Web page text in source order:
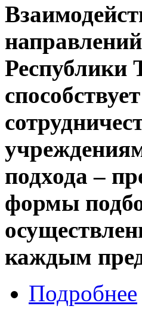
Республики
подхода –
формы
каждым
Подробнее